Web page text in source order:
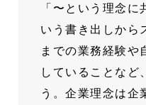
「〜という理念
いう書き出しから
までの業務経験や
していることなど
う。企業理念は企